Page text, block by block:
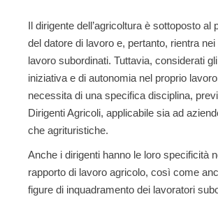
Il dirigente dell’agricoltura è sottoposto al
del datore di lavoro e, pertanto, rientra
lavoro subordinati. Tuttavia, considerati
iniziativa e di autonomia nel proprio
necessita di una specifica disciplina,
Dirigenti Agricoli, applicabile sia ad
che agrituristiche.
Anche i dirigenti hanno le loro specificità
rapporto di lavoro agricolo, così come
figure di inquadramento dei lavoratori